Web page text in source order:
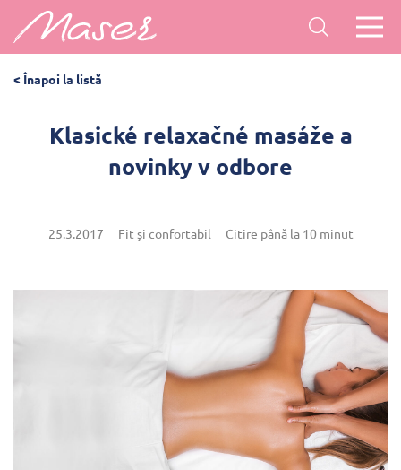
< Înapoi la listă
Klasické relaxačné masáže a
novinky v odbore
25.3.2017 Fit și confortabil Citire până la 10 minut